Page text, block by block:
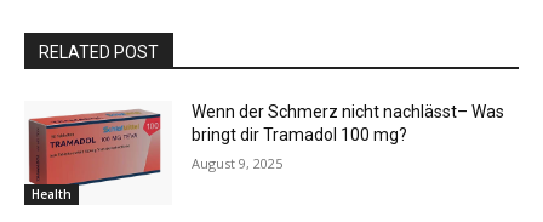
RELATED POST
Health
Wenn der Schmerz nicht nachlässt– Was
bringt dir Tramadol 100 mg?
August 9, 2025